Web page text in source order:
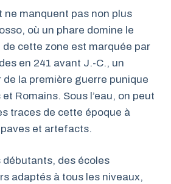
ne manquent pas non plus
où un phare domine le
de cette zone est marquée par
en 241 avant J.-C., un
la première guerre punique
Romains. Sous l’eau, on peut
traces de cette époque à
et artefacts.
débutants, des écoles
adaptés à tous les niveaux,